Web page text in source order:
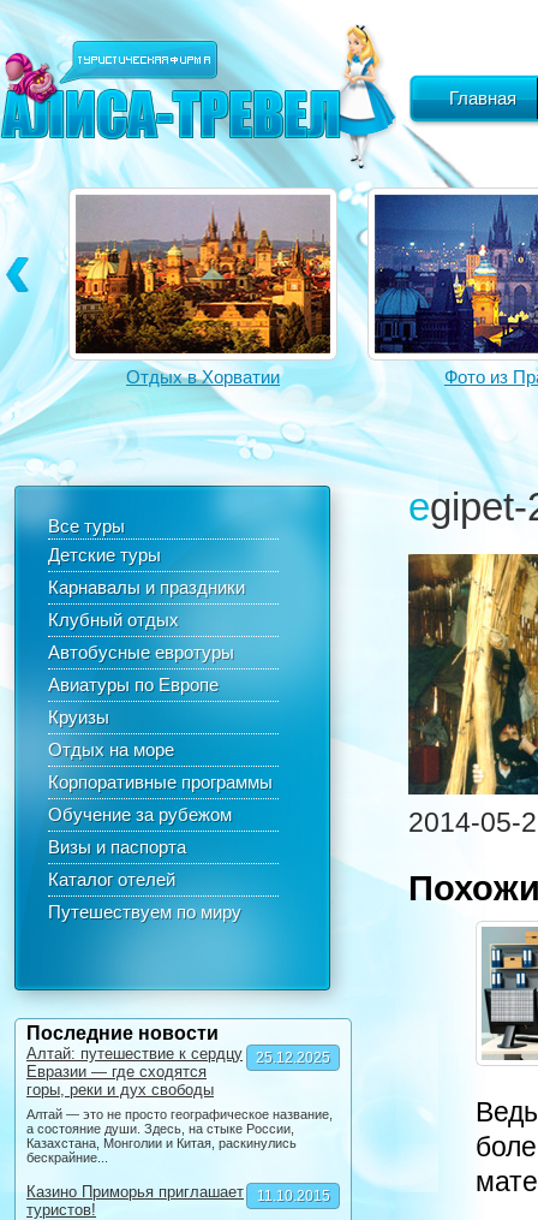
Главная
Отдых в Хорватии Фото из
Все туры
Детские туры
Карнавалы и праздники
Клубный отдых
Автобусные евротуры
Авиатуры по Европе
Круизы
Отдых на море
Корпоративные программы
Обучение за рубежом
Визы и паспорта
Каталог отелей
Путешествуем по миру
Последние новости
25.12.2025
Алтай: путешествие к сердцу
Евразии — где сходятся
горы, реки и дух свободы
Алтай — это не просто географическое название,
а состояние души. Здесь, на стыке России,
Казахстана, Монголии и Китая, раскинулись
бескрайние...
11.10.2015
Казино Приморья приглашает
туристов!
2014-05-